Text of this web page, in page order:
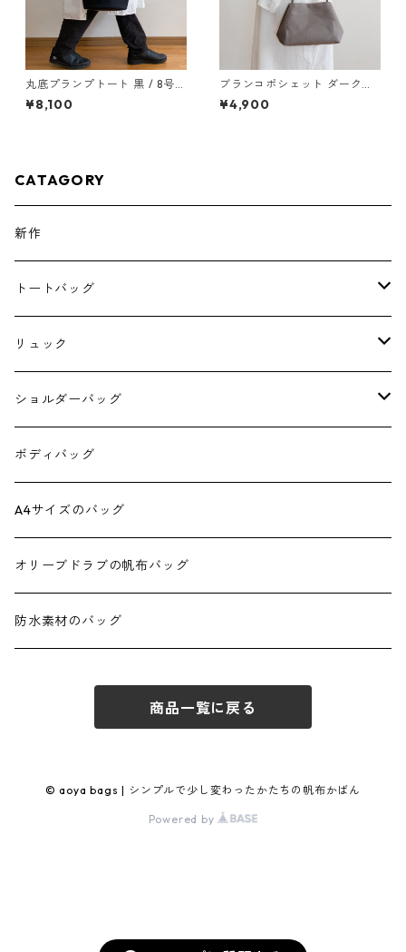
丸底プランプトート 黒 / 8号帆
布
¥8,100
ブランコポシェット ダークグ
レー / 8号帆布
¥4,900
CATAGORY
新作
トートバッグ
A4サイズのトート
4 pockets tote
ダブルポケットミニトート
ダブルポケットミニ2wayトート
ダブルポケットトート
ダブルポケット2WAYトート
トートバッグ03 BOX
プランプトート
リュック
スクエアリュック
スクエアリュック390
スクエアリュック 正方形
ショルダーバッグ
6号帆布のショルダー
スクエア2wayショルダー
正方形ミニショルダー
ショルダースクエア
ミニショルダースクエア
ブランコポシェット
ボディバッグ
A4サイズのバッグ
オリーブドラブの帆布バッグ
防水素材のバッグ
商品一覧に戻る
© aoya bags | シンプルで少し変わったかたちの帆布かばん
Powered by